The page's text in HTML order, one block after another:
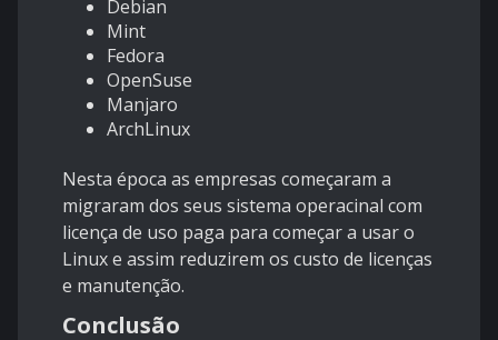
Debian
Mint
Fedora
OpenSuse
Manjaro
ArchLinux
Nesta época as empresas começaram a
migraram dos seus sistema operacinal com
licença de uso paga para começar a usar o
Linux e assim reduzirem os custo de licenças
e manutenção.
Conclusão